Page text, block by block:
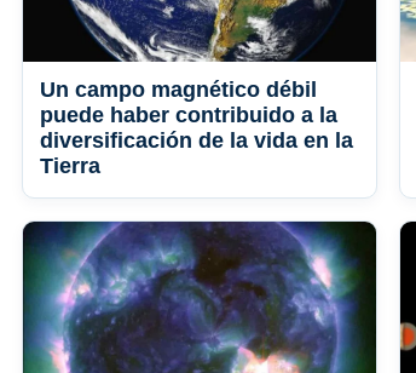
Un campo magnético débil
puede haber contribuido a la
diversificación de la vida en la
Tierra